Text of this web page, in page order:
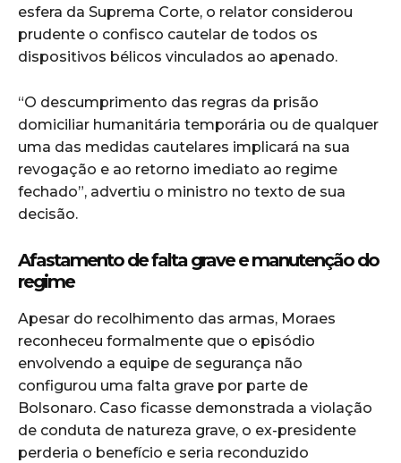
esfera da Suprema Corte, o relator considerou
prudente o confisco cautelar de todos os
dispositivos bélicos vinculados ao apenado.
“O descumprimento das regras da prisão
domiciliar humanitária temporária ou de qualquer
uma das medidas cautelares implicará na sua
revogação e ao retorno imediato ao regime
fechado”, advertiu o ministro no texto de sua
decisão.
Afastamento de falta grave e manutenção do
regime
Apesar do recolhimento das armas, Moraes
reconheceu formalmente que o episódio
envolvendo a equipe de segurança não
configurou uma falta grave por parte de
Bolsonaro. Caso ficasse demonstrada a violação
de conduta de natureza grave, o ex-presidente
perderia o benefício e seria reconduzido